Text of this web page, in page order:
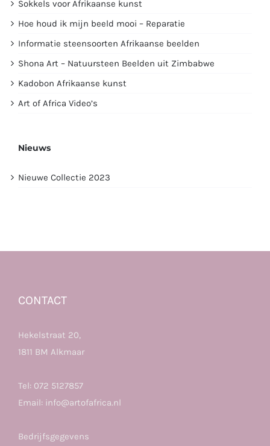
Sokkels voor Afrikaanse kunst
Hoe houd ik mijn beeld mooi – Reparatie
Informatie steensoorten Afrikaanse beelden
Shona Art – Natuursteen Beelden uit Zimbabwe
Kadobon Afrikaanse kunst
Art of Africa Video’s
Nieuws
Nieuwe Collectie 2023
CONTACT
Hekelstraat 20,
1811 BM Alkmaar
Tel: 072 5127857
Email: info@artofafrica.nl
Bedrijfsgegevens